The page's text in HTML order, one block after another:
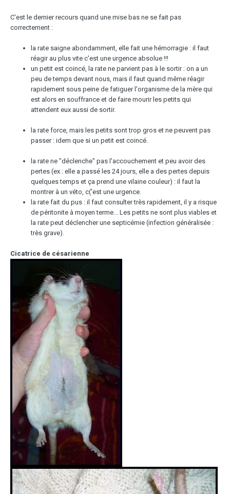
C'est le dernier recours quand une mise bas ne se fait pas
correctement :
la rate saigne abondamment, elle fait une hémorragie : il faut
réagir au plus vite c'est une urgence absolue !!!
un petit est coincé, la rate ne parvient pas à le sortir : on a un
peu de temps devant nous, mais il faut quand même réagir
rapidement sous peine de fatiguer l'organisme de la mère qui
est alors en souffrance et de faire mourir les petits qui
attendent eux aussi de sortir.
la rate force, mais les petits sont trop gros et ne peuvent pas
passer : idem que si un petit est coincé.
la rate ne "déclenche" pas l'accouchement et peu avoir des
pertes (ex : elle a passé les 24 jours, elle a des pertes depuis
quelques temps et ça prend une vilaine couleur) : il faut la
montrer à un véto, c('est une urgence.
la rate fait du pus : il faut consulter très rapidement, il y a risque
de péritonite à moyen terme... Les petits ne sont plus viables et
la rate peut déclencher une septicémie (infection généralisée :
très grave).
Cicatrice de césarienne